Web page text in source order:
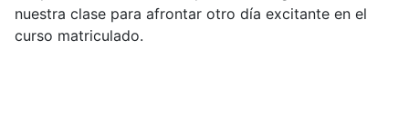
nuestra clase para afrontar otro día excitante en el
curso matriculado.